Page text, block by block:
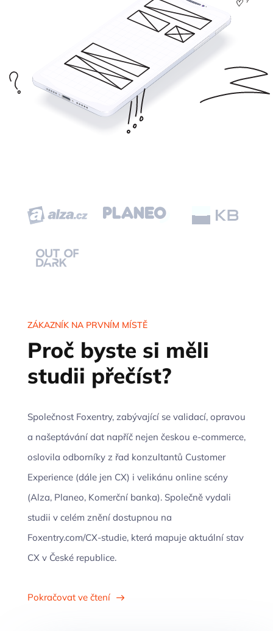
ZÁKAZNÍK NA PRVNÍM MÍSTĚ
Proč byste si měli
studii přečíst?
Společnost Foxentry, zabývající se validací, opravou
a našeptávání dat napříč nejen českou e-commerce,
oslovila odborníky z řad konzultantů Customer
Experience (dále jen CX) i velikánu online scény
(Alza, Planeo, Komerční banka). Společně vydali
studii v celém znění dostupnou na
Foxentry.com/CX-studie, která mapuje aktuální stav
CX v České republice.
Pokračovat ve čtení